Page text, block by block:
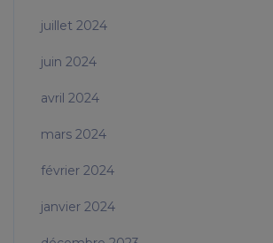
juillet 2024
juin 2024
avril 2024
mars 2024
février 2024
janvier 2024